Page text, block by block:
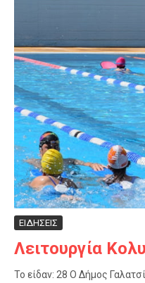
ΕΙΔΗΣΕΙΣ
Λειτουργία
Το είδαν: 28 Ο Δήμος